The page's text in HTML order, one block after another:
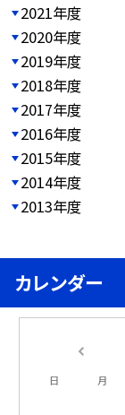
2021年度
2020年度
2019年度
2018年度
2017年度
2016年度
2015年度
2014年度
2013年度
カレンダー
日 月